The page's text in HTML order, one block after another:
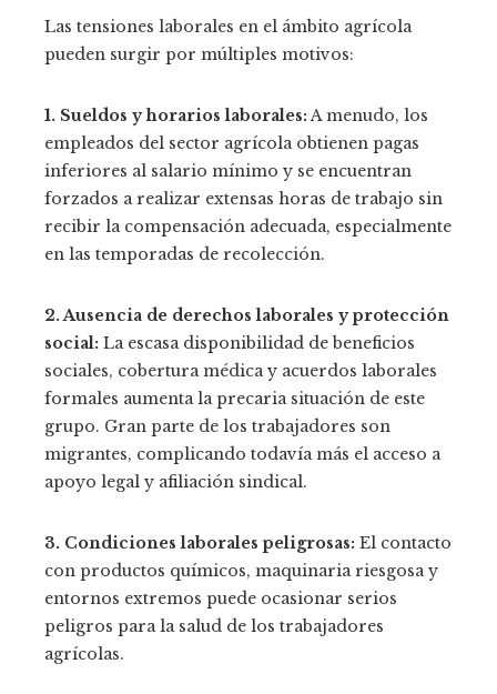
Las tensiones laborales en el ámbito agrícola
pueden surgir por múltiples motivos:
1. Sueldos y horarios laborales:A menudo, los
empleados del sector agrícola obtienen pagas
inferiores al salario mínimo y se encuentran
forzados a realizar extensas horas de trabajo sin
recibir la compensación adecuada, especialmente
en las temporadas de recolección.
2. Ausencia de derechos laborales y protección
social: La escasa disponibilidad de beneficios
sociales, cobertura médica y acuerdos laborales
formales aumenta la precaria situación de este
grupo. Gran parte de los trabajadores son
migrantes, complicando todavía más el acceso a
apoyo legal y afiliación sindical.
3. Condiciones laborales peligrosas: El contacto
con productos químicos, maquinaria riesgosa y
entornos extremos puede ocasionar serios
peligros para la salud de los trabajadores
agrícolas.